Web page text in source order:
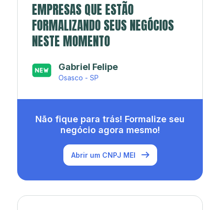
EMPRESAS QUE ESTÃO
FORMALIZANDO SEUS NEGÓCIOS
NESTE MOMENTO
Japa’s açaí e sorveteria
Rio de Janeiro - RJ
Não fique para trás! Formalize seu
negócio agora mesmo!
Abrir um CNPJ MEI